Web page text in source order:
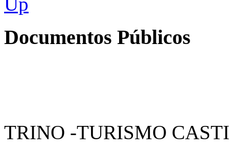
Documentos Públicos
TRINO -TURISMO